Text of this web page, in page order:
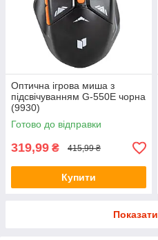
Оптична ігрова миша з
підсвічуванням G-550E чорна
(9930)
Готово до відправки
319,99 ₴ 415,99 ₴
Купити